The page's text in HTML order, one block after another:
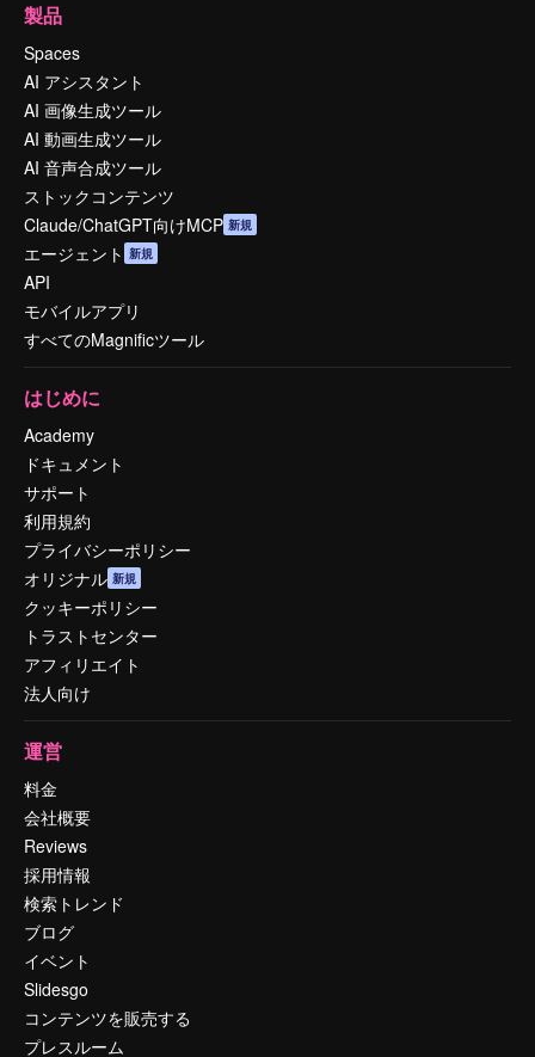
製品
Spaces
AI アシスタント
AI 画像生成ツール
AI 動画生成ツール
AI 音声合成ツール
ストックコンテンツ
Claude/ChatGPT向けMCP 新規
エージェント 新規
API
モバイルアプリ
すべてのMagnificツール
はじめに
Academy
ドキュメント
サポート
利用規約
プライバシーポリシー
オリジナル 新規
クッキーポリシー
トラストセンター
アフィリエイト
法人向け
運営
料金
会社概要
Reviews
採用情報
検索トレンド
ブログ
イベント
Slidesgo
コンテンツを販売する
プレスルーム